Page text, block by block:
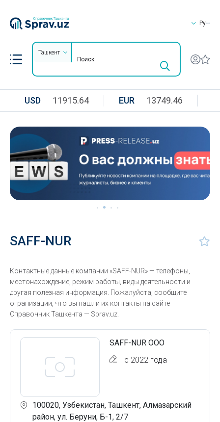
Ру
Ташкент
USD 11915.64 EUR 13749.46
SAFF-NUR
Контактные данные компании «SAFF-NUR» — телефоны,
местонахождение, режим работы, виды деятельности и
другая полезная информация. Пожалуйста, сообщите
огранизации, что вы нашли их контакты на сайте
Справочник Ташкента — Sprav.uz.
SAFF-NUR ООО
с 2022 года
100020, Узбекистан, Ташкент, Алмазарский
район, ул. Беруни, Б-1, 2/7